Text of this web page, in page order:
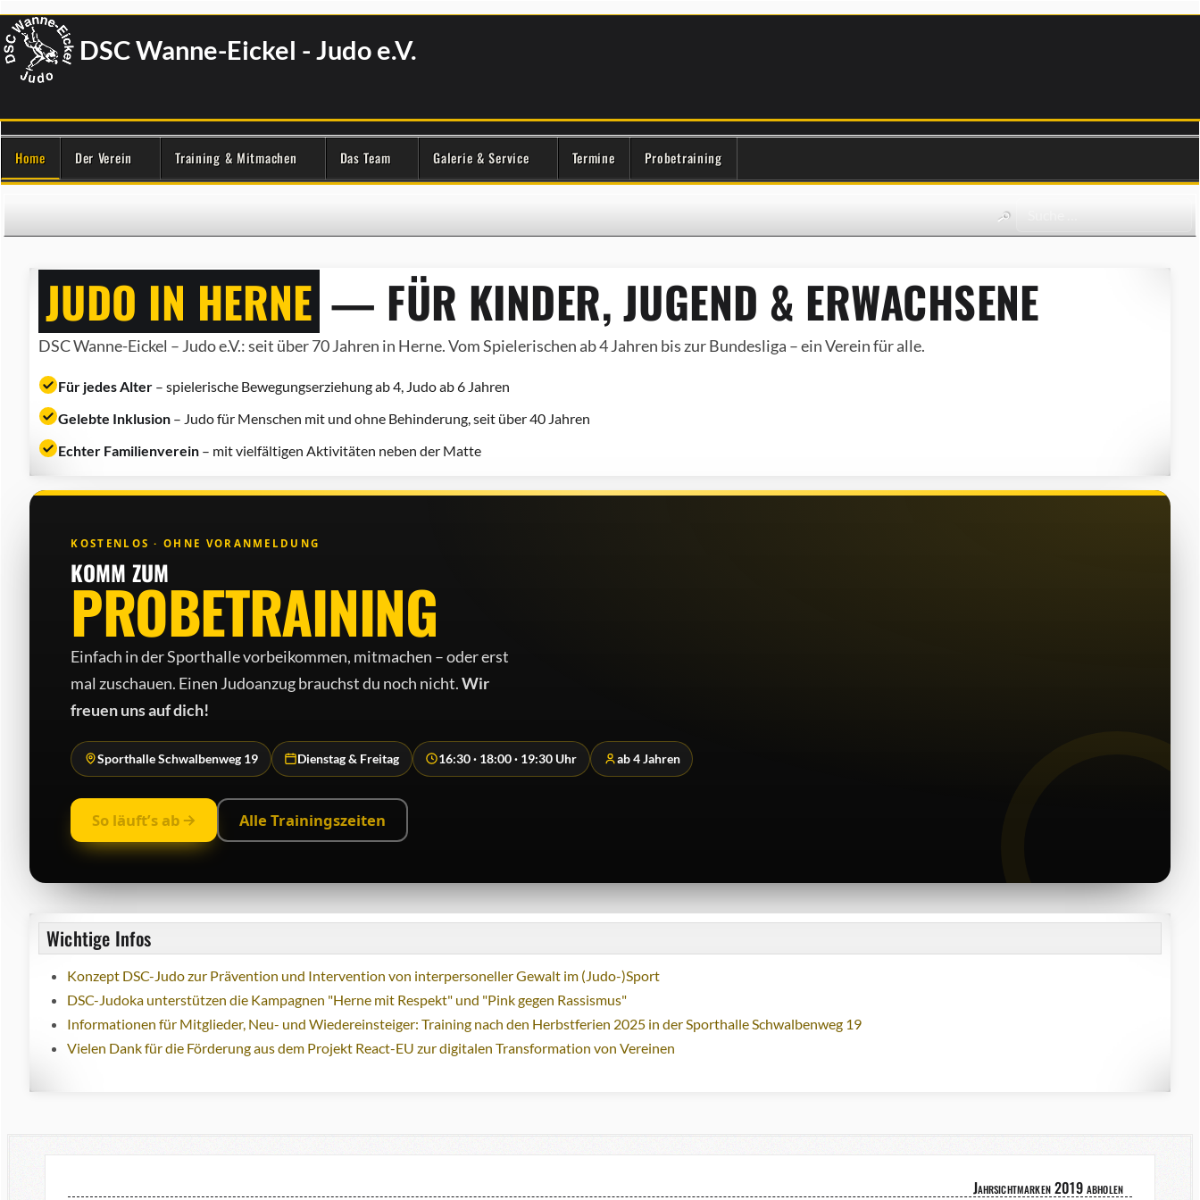
DSC Wanne-Eickel - Judo e.V.
Home Der Verein Training & Mitmachen Das Team Galerie & Service Termine Probetraining
JUDO IN HERNE — FÜR KINDER, JUGEND & ERWACHSENE
DSC Wanne-Eickel – Judo e.V.: seit über 70 Jahren in Herne. Vom Spielerischen ab 4 Jahren bis zur Bundesliga – ein Verein für alle.
Für jedes Alter – spielerische Bewegungserziehung ab 4, Judo ab 6 Jahren
Gelebte Inklusion – Judo für Menschen mit und ohne Behinderung, seit über 40 Jahren
Echter Familienverein – mit vielfältigen Aktivitäten neben der Matte
KOSTENLOS · OHNE VORANMELDUNG
KOMM ZUM
PROBETRAINING
Einfach in der Sporthalle vorbeikommen, mitmachen – oder erst
mal zuschauen. Einen Judo­anzug brauchst du noch nicht.Wir
freuen uns auf dich!
Sporthalle Schwalbenweg 19 Dienstag & Freitag 16:30 · 18:00 · 19:30 Uhr ab 4 Jahren
So läuft’s ab Alle Trainingszeiten
Wichtige Infos
Konzept DSC-Judo zur Prävention und Intervention von interpersoneller Gewalt im (Judo-)Sport
DSC-Judoka unterstützen die Kampagnen "Herne mit Respekt" und "Pink gegen Rassismus"
Informationen für Mitglieder, Neu- und Wiedereinsteiger: Training nach den Herbstferien 2025 in der Sporthalle Schwalbenweg 19
Vielen Dank für die Förderung aus dem Projekt React-EU zur digitalen Transformation von Vereinen
Jahrsichtmarken 2019 abholen